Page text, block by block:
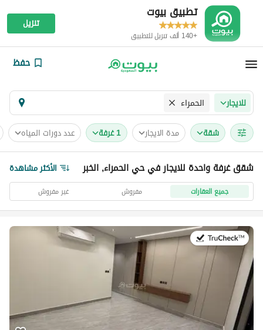
تطبيق بيوت
+140 ألف تنزيل للتطبيق
تنزيل
حفظ
للايجار الحمراء
شقة مدة الايجار 1 غرفة عدد دورات المياه
شقق غرفة واحدة للايجار في حي الحمراء, الخبر الأكثر مشاهدة
جميع العقارات مفروش غير مفروش
في:1 أغسطس 2026